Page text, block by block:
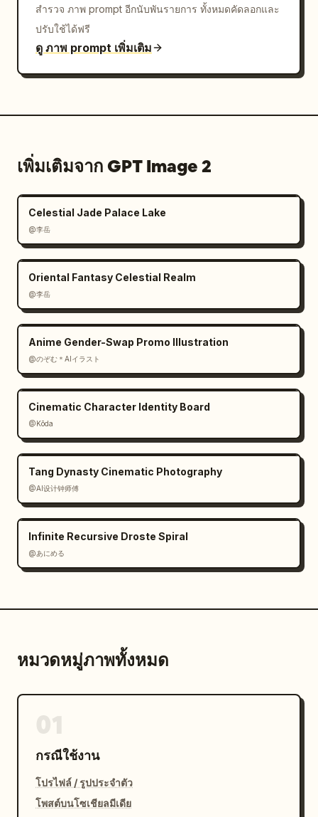
สำรวจ ภาพ prompt อีกนับพันรายการ ทั้งหมดคัดลอกและ
ปรับใช้ได้ฟรี
ดู ภาพ prompt เพิ่มเติม
เพิ่มเติมจาก GPT Image 2
Celestial Jade Palace Lake
@李岳
Oriental Fantasy Celestial Realm
@李岳
Anime Gender-Swap Promo Illustration
@のぞむ＊AIイラスト
Cinematic Character Identity Board
@Kōda
Tang Dynasty Cinematic Photography
@AI设计钟师傅
Infinite Recursive Droste Spiral
@あにめる
หมวดหมู่ภาพทั้งหมด
กรณีใช้งาน
โปรไฟล์ / รูปประจำตัว
โพสต์บนโซเชียลมีเดีย